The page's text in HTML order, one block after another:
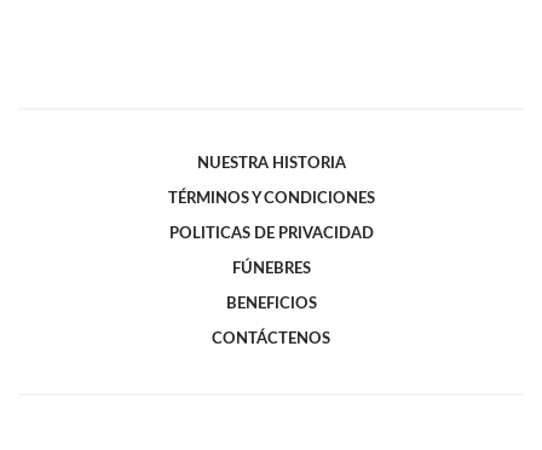
NUESTRA HISTORIA
TÉRMINOS Y CONDICIONES
POLITICAS DE PRIVACIDAD
FÚNEBRES
BENEFICIOS
CONTÁCTENOS